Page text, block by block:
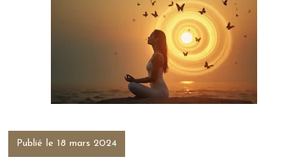
Publié le 18 mars 2024